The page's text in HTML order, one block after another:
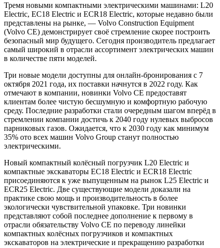
Тремя новыми компактными электрическими машинами: L20
Electric, EC18 Electric и ECR18 Electric, которые недавно были
представлены на рынке, — Volvo Construction Equipment
(Volvo CE) демонстрирует своё стремление скорее построить
безопасный мир будущего. Сегодня производитель предлагает
самый широкий в отрасли ассортимент электрических машин
в количестве пяти моделей.
Три новые модели доступны для онлайн-бронирования с 7
октября 2021 года, их поставки начнутся в 2022 году. Как
отмечают в компании, новинки Volvo CE предоставят
клиентам более чистую бесшумную и комфортную рабочую
среду. Последние разработки стали очередным шагом вперёд в
стремлении компании достичь к 2040 году нулевых выбросов
парниковых газов. Ожидается, что к 2030 году как минимум
35% ото всех машин Volvo Group станут полностью
электрическими.
Новый компактный колёсный погрузчик L20 Electric и
компактные экскаваторы EC18 Electric и ECR18 Electric
присоединяются к уже выпущенным на рынок L25 Electric и
ECR25 Electric. Две существующие модели доказали на
практике свою мощь и производительность в более
экологически чувствительной упаковке. Три новинки
представляют собой последнее дополнение к первому в
отрасли обязательству Volvo CE по переводу линейки
компактных колёсных погрузчиков и компактных
экскаваторов на электрические и прекращению разработки